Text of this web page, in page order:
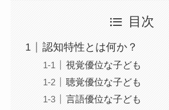
目次
認知特性とは何か？
視覚優位な子ども
聴覚優位な子ども
言語優位な子ども